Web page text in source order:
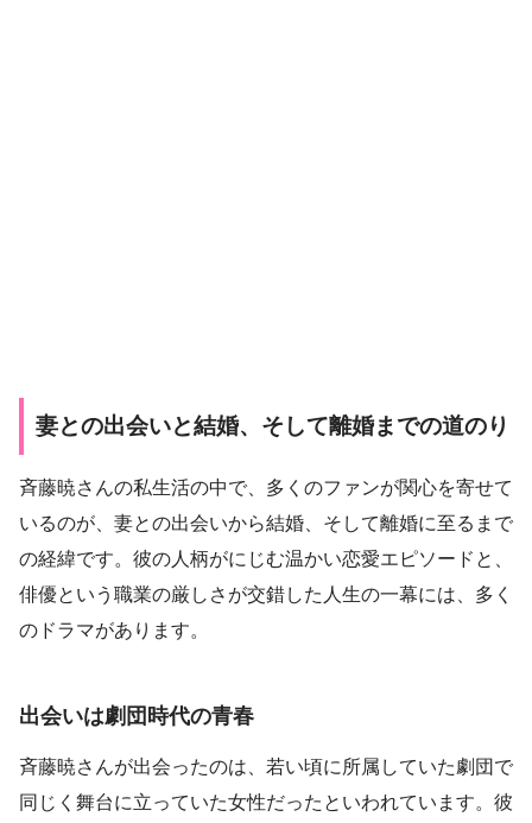
妻との出会いと結婚、そして離婚までの道のり
斉藤暁さんの私生活の中で、多くのファンが関心を寄せて
いるのが、妻との出会いから結婚、そして離婚に至るまで
の経緯です。彼の人柄がにじむ温かい恋愛エピソードと、
俳優という職業の厳しさが交錯した人生の一幕には、多く
のドラマがあります。
出会いは劇団時代の青春
斉藤暁さんが出会ったのは、若い頃に所属していた劇団で
同じく舞台に立っていた女性だったといわれています。彼